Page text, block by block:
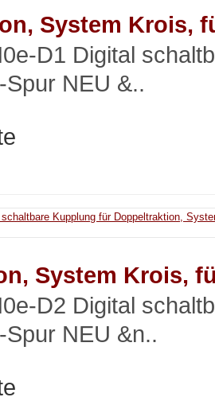
System Krois,
D1 Digital
NEU &..
System Krois,
D2 Digital
NEU &n..